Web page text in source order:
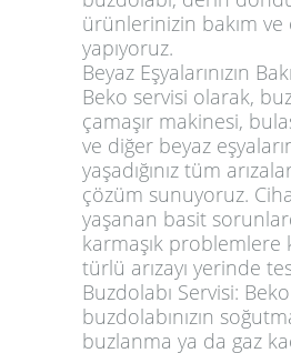
ürünlerinizin bakım ve
yapıyoruz.
Beyaz Eşyalarınızın
Beko servisi olarak,
çamaşır makinesi,
ve diğer beyaz
yaşadığınız tüm
çözüm sunuyoruz.
yaşanan basit
karmaşık problemlere
türlü arızayı yerinde
Buzdolabı Servisi: Beko
buzdolabınızın
buzlanma ya da gaz